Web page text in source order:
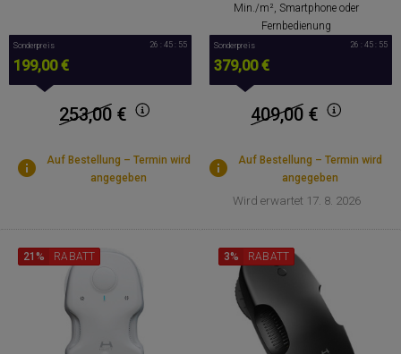
Sonderpreis
199,00 €
26 : 45 : 54
253,00 €
Auf Bestellung – Termin wird
angegeben
Min./m², Smartphone oder
Fernbedienung
Sonderpreis
379,00 €
26 : 45 : 54
409,00 €
Auf Bestellung – Termin wird
angegeben
Wird erwartet 17. 8. 2026
21% RABATT 3% RABATT